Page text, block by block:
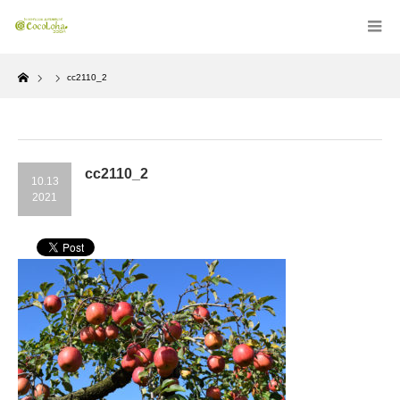
Home
cc2110_2
10.13
2021
cc2110_2